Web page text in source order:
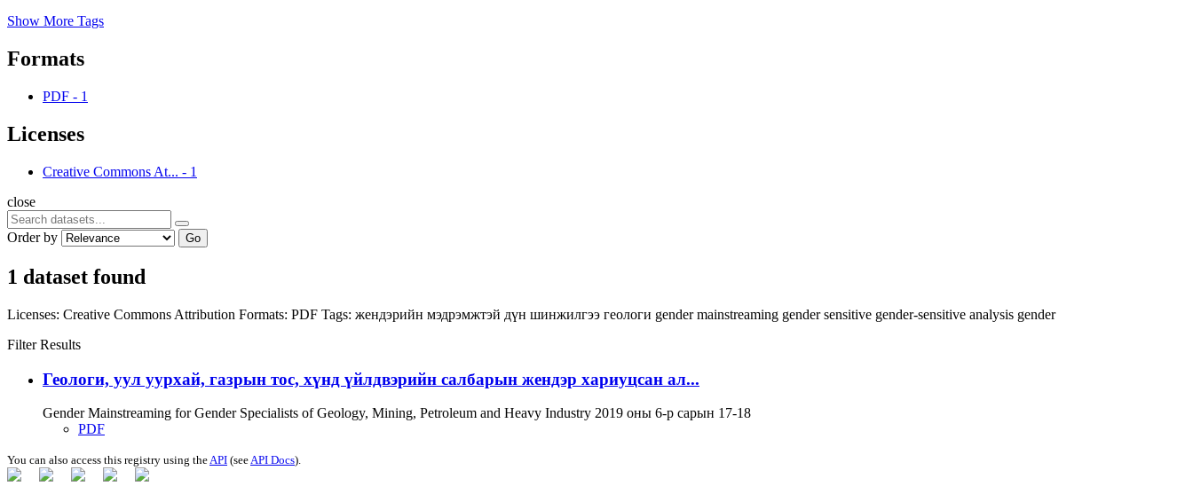
Show More Tags
Formats
PDF - 1
Licenses
Creative Commons At... - 1
close
Order by Go
1 dataset found
Licenses: Creative Commons Attribution Formats: PDF Tags: жендэрийн мэдрэмжтэй дүн шинжилгээ геологи gender mainstreaming gender sensitive gender-sensitive analysis gender
Filter Results
Геологи, уул уурхай, газрын тос, хүнд үйлдвэрийн салбарын жендэр хариуцсан ал...
Gender Mainstreaming for Gender Specialists of Geology, Mining, Petroleum and Heavy Industry 2019 оны 6-р сарын 17-18
PDF
You can also access this registry using theAPI (seeAPI Docs).